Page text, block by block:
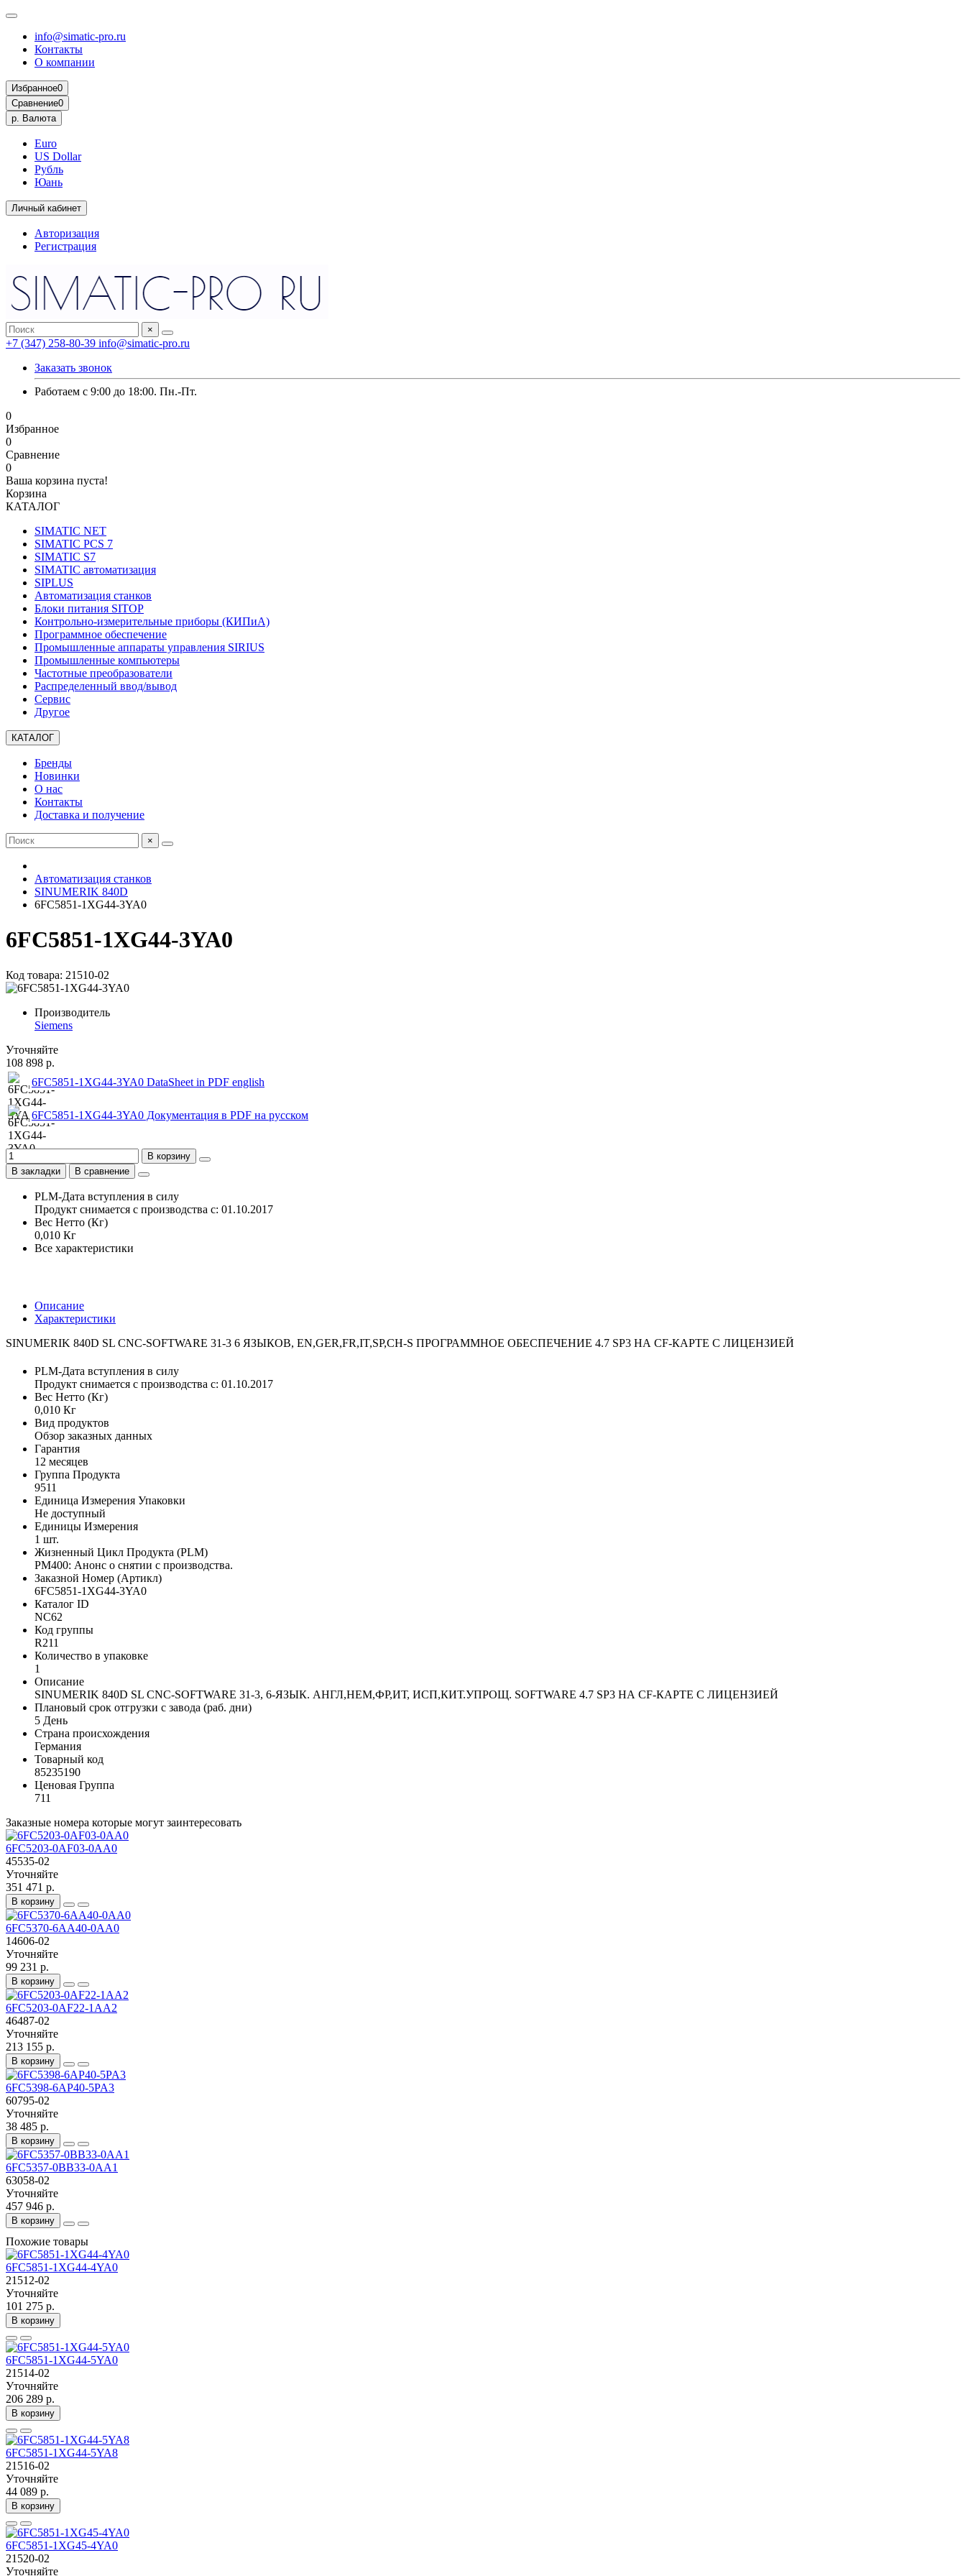
info@simatic-pro.ru
Контакты
О компании
Избранное0
Сравнение0
р. Валюта
Euro
US Dollar
Рубль
Юань
Личный кабинет
Авторизация
Регистрация
×
+7 (347) 258-80-39 info@simatic-pro.ru
Заказать звонок
Работаем с 9:00 до 18:00. Пн.-Пт.
0
Избранное
0
Сравнение
0
Ваша корзина пуста!
Корзина
КАТАЛОГ
SIMATIC NET
SIMATIC PCS 7
SIMATIC S7
SIMATIC автоматизация
SIPLUS
Автоматизация станков
Блоки питания SITOP
Контрольно-измерительные приборы (КИПиА)
Программное обеспечение
Промышленные аппараты управления SIRIUS
Промышленные компьютеры
Частотные преобразователи
Распределенный ввод/вывод
Сервис
Другое
КАТАЛОГ
Бренды
Новинки
О нас
Контакты
Доставка и получение
×
Автоматизация станков
SINUMERIK 840D
6FC5851-1XG44-3YA0
6FC5851-1XG44-3YA0
Код товара: 21510-02
Производитель
Siemens
Уточняйте
108 898 р.
6FC5851-1XG44-3YA0 DataSheet in PDF english
6FC5851-1XG44-3YA0 Документация в PDF на русском
В корзину
В закладки
В сравнение
PLM-Дата вступления в силу
Продукт снимается с производства с: 01.10.2017
Вес Нетто (Кг)
0,010 Кг
Все характеристики
Описание
Характеристики
SINUMERIK 840D SL CNC-SOFTWARE 31-3 6 ЯЗЫКОВ, EN,GER,FR,IT,SP,CH-S ПРОГРАММНОЕ ОБЕСПЕЧЕНИЕ 4.7 SP3 НА CF-КАРТЕ С ЛИЦЕНЗИЕЙ
PLM-Дата вступления в силу
Продукт снимается с производства с: 01.10.2017
Вес Нетто (Кг)
0,010 Кг
Вид продуктов
Обзор заказных данных
Гарантия
12 месяцев
Группа Продукта
9511
Единица Измерения Упаковки
Не доступный
Единицы Измерения
1 шт.
Жизненный Цикл Продукта (PLM)
PM400: Анонс о снятии с производства.
Заказной Номер (Артикл)
6FC5851-1XG44-3YA0
Каталог ID
NC62
Код группы
R211
Количество в упаковке
1
Описание
SINUMERIK 840D SL CNC-SOFTWARE 31-3, 6-ЯЗЫК. АНГЛ,НЕМ,ФР,ИТ, ИСП,КИТ.УПРОЩ. SOFTWARE 4.7 SP3 НА CF-КАРТЕ С ЛИЦЕНЗИЕЙ
Плановый срок отгрузки с завода (раб. дни)
5 День
Страна происхождения
Германия
Товарный код
85235190
Ценовая Группа
711
Заказные номера которые могут заинтересовать
6FC5203-0AF03-0AA0
45535-02
Уточняйте
351 471 р.
В корзину
6FC5370-6AA40-0AA0
14606-02
Уточняйте
99 231 р.
В корзину
6FC5203-0AF22-1AA2
46487-02
Уточняйте
213 155 р.
В корзину
6FC5398-6AP40-5PA3
60795-02
Уточняйте
38 485 р.
В корзину
6FC5357-0BB33-0AA1
63058-02
Уточняйте
457 946 р.
В корзину
Похожие товары
6FC5851-1XG44-4YA0
21512-02
Уточняйте
101 275 р.
В корзину
6FC5851-1XG44-5YA0
21514-02
Уточняйте
206 289 р.
В корзину
6FC5851-1XG44-5YA8
21516-02
Уточняйте
44 089 р.
В корзину
6FC5851-1XG45-4YA0
21520-02
Уточняйте